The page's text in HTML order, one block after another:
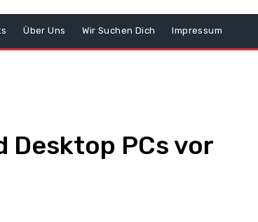
Über Uns Wir Suchen Dich Impressum
Desktop PCs vor